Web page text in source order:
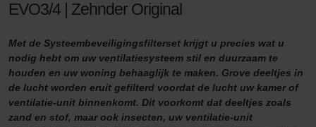
EVO3/4 | Zehnder Original
Met de Systeembeveiligingsfilterset krijgt u precies wat u
nodig hebt om uw ventilatiesysteem stil en duurzaam te
houden en uw woning behaaglijk te maken. Grove deeltjes in
de lucht worden eruit gefilterd voordat de lucht uw kamer of
ventilatie-unit binnenkomt. Dit voorkomt dat deeltjes zoals
zand en stof, maar ook insecten, uw ventilatie-unit